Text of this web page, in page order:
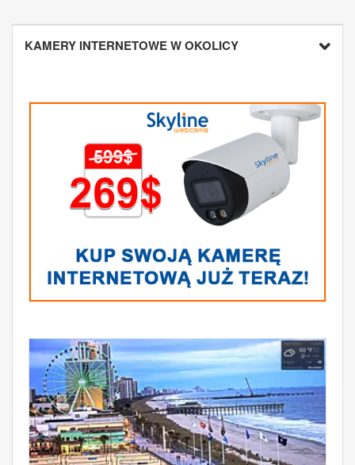
KAMERY INTERNETOWE W OKOLICY